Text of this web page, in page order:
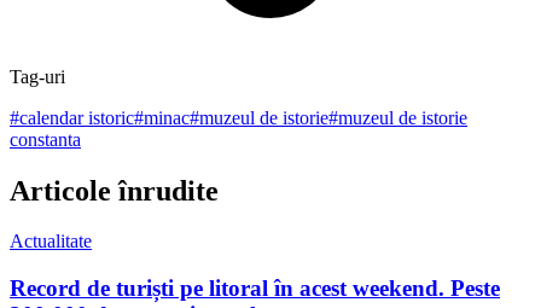
Tag-uri
#calendar istoric#minac#muzeul de istorie#muzeul de istorie
constanta
Articole înrudite
Actualitate
Record de turiști pe litoral în acest weekend. Peste